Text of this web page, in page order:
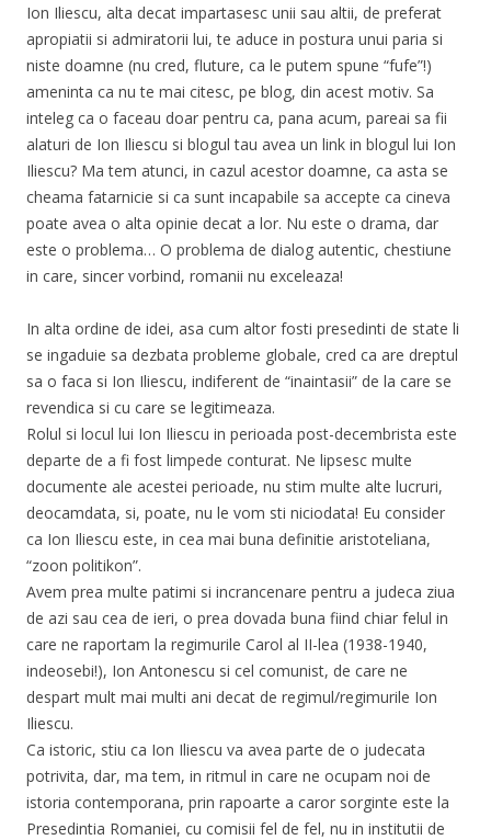
Ion Iliescu, alta decat impartasesc unii sau altii, de preferat
apropiatii si admiratorii lui, te aduce in postura unui paria si
niste doamne (nu cred, fluture, ca le putem spune “fufe”!)
ameninta ca nu te mai citesc, pe blog, din acest motiv. Sa
inteleg ca o faceau doar pentru ca, pana acum, pareai sa fii
alaturi de Ion Iliescu si blogul tau avea un link in blogul lui Ion
Iliescu? Ma tem atunci, in cazul acestor doamne, ca asta se
cheama fatarnicie si ca sunt incapabile sa accepte ca cineva
poate avea o alta opinie decat a lor. Nu este o drama, dar
este o problema… O problema de dialog autentic, chestiune
in care, sincer vorbind, romanii nu exceleaza!
In alta ordine de idei, asa cum altor fosti presedinti de state li
se ingaduie sa dezbata probleme globale, cred ca are dreptul
sa o faca si Ion Iliescu, indiferent de “inaintasii” de la care se
revendica si cu care se legitimeaza.
Rolul si locul lui Ion Iliescu in perioada post-decembrista este
departe de a fi fost limpede conturat. Ne lipsesc multe
documente ale acestei perioade, nu stim multe alte lucruri,
deocamdata, si, poate, nu le vom sti niciodata! Eu consider
ca Ion Iliescu este, in cea mai buna definitie aristoteliana,
“zoon politikon”.
Avem prea multe patimi si incrancenare pentru a judeca ziua
de azi sau cea de ieri, o prea dovada buna fiind chiar felul in
care ne raportam la regimurile Carol al II-lea (1938-1940,
indeosebi!), Ion Antonescu si cel comunist, de care ne
despart mult mai multi ani decat de regimul/regimurile Ion
Iliescu.
Ca istoric, stiu ca Ion Iliescu va avea parte de o judecata
potrivita, dar, ma tem, in ritmul in care ne ocupam noi de
istoria contemporana, prin rapoarte a caror sorginte este la
Presedintia Romaniei, cu comisii fel de fel, nu in institutii de